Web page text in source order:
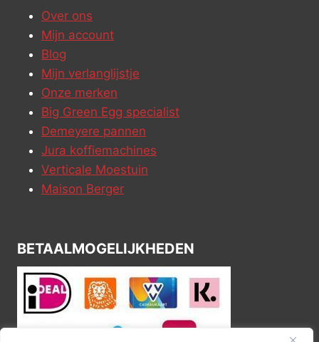
Over ons
Mijn account
Blog
Mijn verlanglijstje
Onze merken
Big Green Egg specialist
Demeyere pannen
Jura koffiemachines
Verticale Moestuin
Maison Berger
BETAALMOGELIJKHEDEN